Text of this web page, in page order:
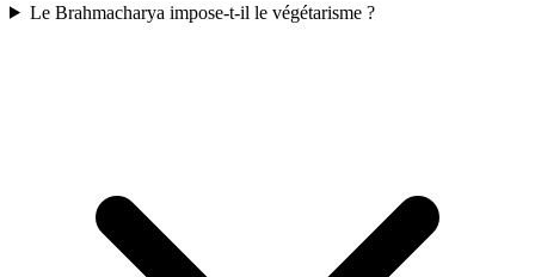
Le Brahmacharya impose-t-il le végétarisme ?